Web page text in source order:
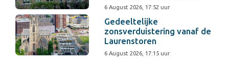
6 August 2026, 17:52 uur
Gedeeltelijke
zonsverduistering vanaf de
Laurenstoren
6 August 2026, 17:15 uur